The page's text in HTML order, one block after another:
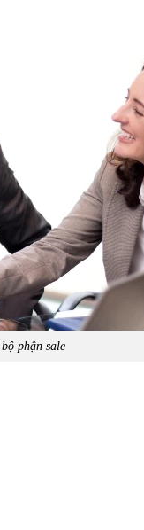
phận sale